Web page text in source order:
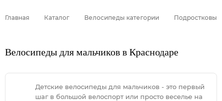
Главная Каталог Велосипеды категории
Велосипеды для мальчиков в Краснодаре
Детские велосипеды для мальчиков - это первый
шаг в большой велоспорт или просто веселье на